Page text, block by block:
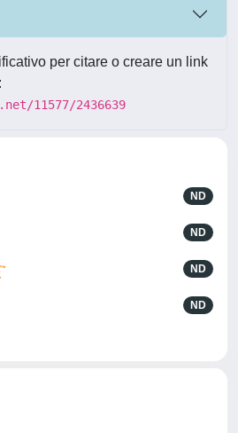
per citare o creare un link
11577/2436639
ND
ND
ND
ND